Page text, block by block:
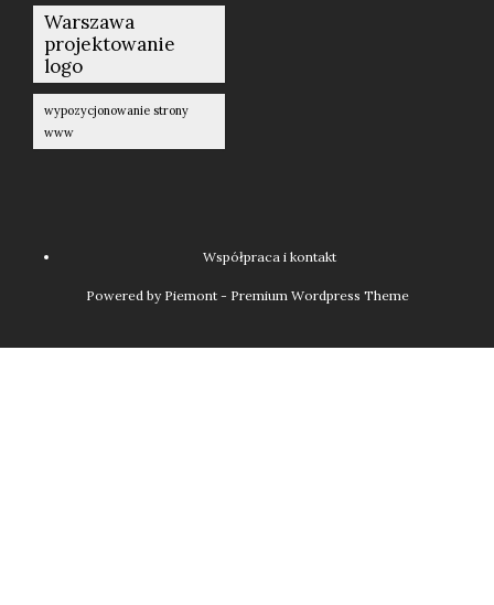
Warszawa
projektowanie
logo
wypozycjonowanie strony
www
Współpraca i kontakt
Powered by Piemont - Premium Wordpress Theme